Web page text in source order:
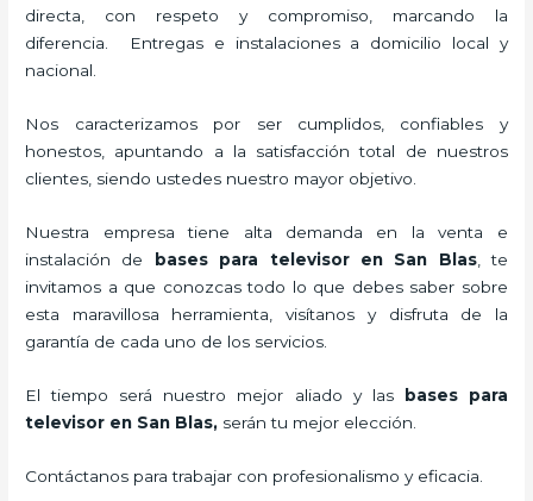
directa, con respeto y compromiso, marcando la
diferencia. Entregas e instalaciones a domicilio local y
nacional.
Nos caracterizamos por ser cumplidos, confiables y
honestos, apuntando a la satisfacción total de nuestros
clientes, siendo ustedes nuestro mayor objetivo.
Nuestra empresa tiene alta demanda en la venta e
instalación de
bases para televisor en San Blas, te
invitamos a que conozcas todo lo que debes saber sobre
esta maravillosa herramienta, visítanos y disfruta de la
garantía de cada uno de los servicios.
El tiempo será nuestro mejor aliado y las
bases para
televisor en San Blas, serán tu mejor elección.
Contáctanos para trabajar con profesionalismo y eficacia.